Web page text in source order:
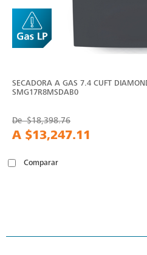
SECADORA A GAS 7.4 CUFT
SMG17R8MSDAB0
De$18,398.76
A $13,247.11
Comparar